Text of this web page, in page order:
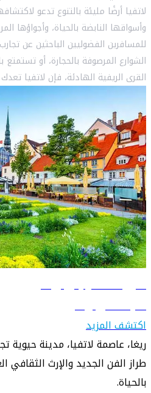
لاتفيا أرضًا مليئة بالتنوع تدعو
وأسواقها النابضة بالحياة، وأجواؤها
للمسافرين الفضوليين الباحثين عن
الشوارع المرصوفة بالحجارة، أو
القرى الريفية الهادئة، فإن لاتفيا
دليل السفر إلى ريغا
تعرّف على ريغا
اكتشف المزيد
ريغا، عاصمة لاتفيا، مدينة حيوية
طراز الفن الجديد والإرث الثقافي
بالحياة.